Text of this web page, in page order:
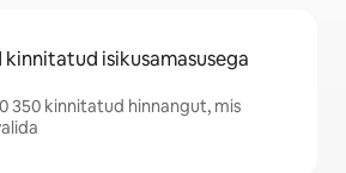
kinnitatud isikusamasusega
350 kinnitatud hinnangut, mis